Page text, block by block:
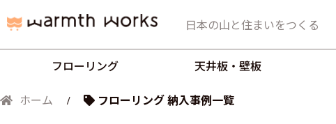
日本の山と住まいをつくる
フローリング
天井板・壁板
ホーム フローリング 納入事例一覧